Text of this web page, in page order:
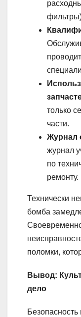
только
части.
Журнал
журнал
по
ремонту.
Технически
бомба
поломки,
Вывод:
дело